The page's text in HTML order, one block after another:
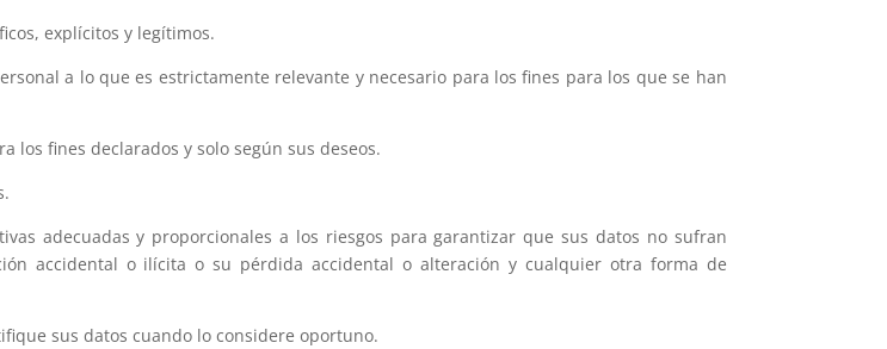
explícitos y legítimos.
a lo que es estrictamente relevante y necesario para los fines para los que se han
los fines declarados y solo según sus deseos.
adecuadas y proporcionales a los riesgos para garantizar que sus datos no sufran
accidental o ilícita o su pérdida accidental o alteración y cualquier otra forma de
sus datos cuando lo considere oportuno.